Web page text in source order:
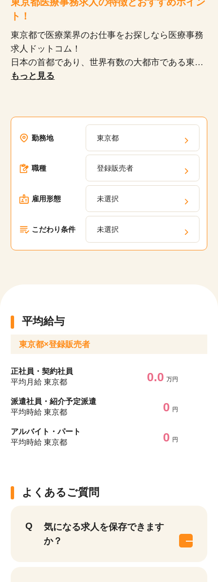
ト！
東京都で医療業界のお仕事をお探しなら医療事務
求人ドットコム！
日本の首都であり、世界有数の大都市である東京
都。交通網が発達しており、どこへ行くにも便利
ら地域密着型のクリニックまで、様々な選択肢が
や家庭と両立したい方にも人気の医療事務のお仕
事。東京都の医療業界に特化している当サイト
で、理想の働き方を実現しませんか？
もっと見る
勤務地 東京都
職種 登録販売者
雇用形態 未選択
こだわり条件 未選択
平均給与
東京都×登録販売者
正社員・契約社員
平均月給 東京都
0.0 万円
派遣社員・紹介予定派遣
平均時給 東京都
0 円
アルバイト・パート
平均時給 東京都
0 円
よくあるご質問
気になる求人を保存できます
か？